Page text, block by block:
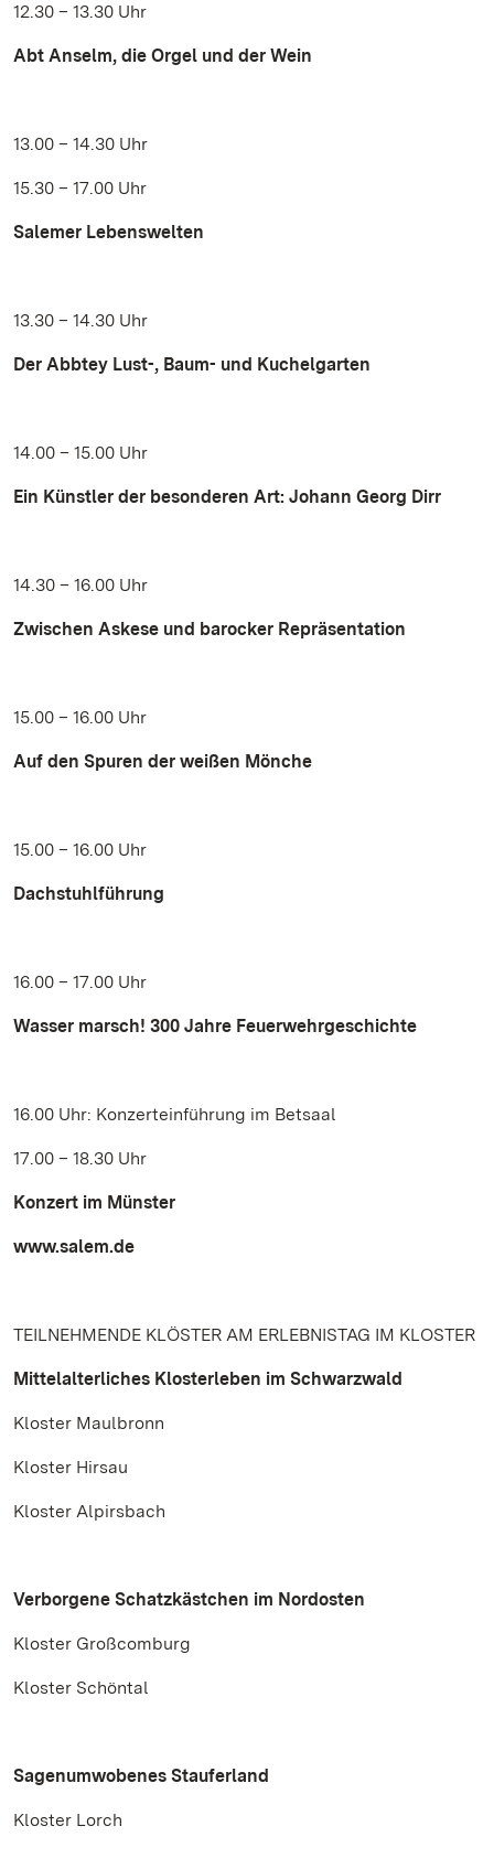
12.30 – 13.30 Uhr
Abt Anselm, die Orgel und der Wein
13.00 – 14.30 Uhr
15.30 – 17.00 Uhr
Salemer Lebenswelten
13.30 – 14.30 Uhr
Der Abbtey Lust-, Baum- und Kuchelgarten
14.00 – 15.00 Uhr
Ein Künstler der besonderen Art: Johann Georg Dirr
14.30 – 16.00 Uhr
Zwischen Askese und barocker Repräsentation
15.00 – 16.00 Uhr
Auf den Spuren der weißen Mönche
15.00 – 16.00 Uhr
Dachstuhlführung
16.00 – 17.00 Uhr
Wasser marsch! 300 Jahre Feuerwehrgeschichte
16.00 Uhr: Konzerteinführung im Betsaal
17.00 – 18.30 Uhr
Konzert im Münster
www.salem.de
TEILNEHMENDE KLÖSTER AM ERLEBNISTAG IM KLOSTER
Mittelalterliches Klosterleben im Schwarzwald
Kloster Maulbronn
Kloster Hirsau
Kloster Alpirsbach
Verborgene Schatzkästchen im Nordosten
Kloster Großcomburg
Kloster Schöntal
Sagenumwobenes Stauferland
Kloster Lorch